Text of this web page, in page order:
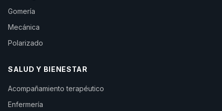
Gomería
Mecánica
Polarizado
SALUD Y BIENESTAR
Acompañamiento terapéutico
Enfermería